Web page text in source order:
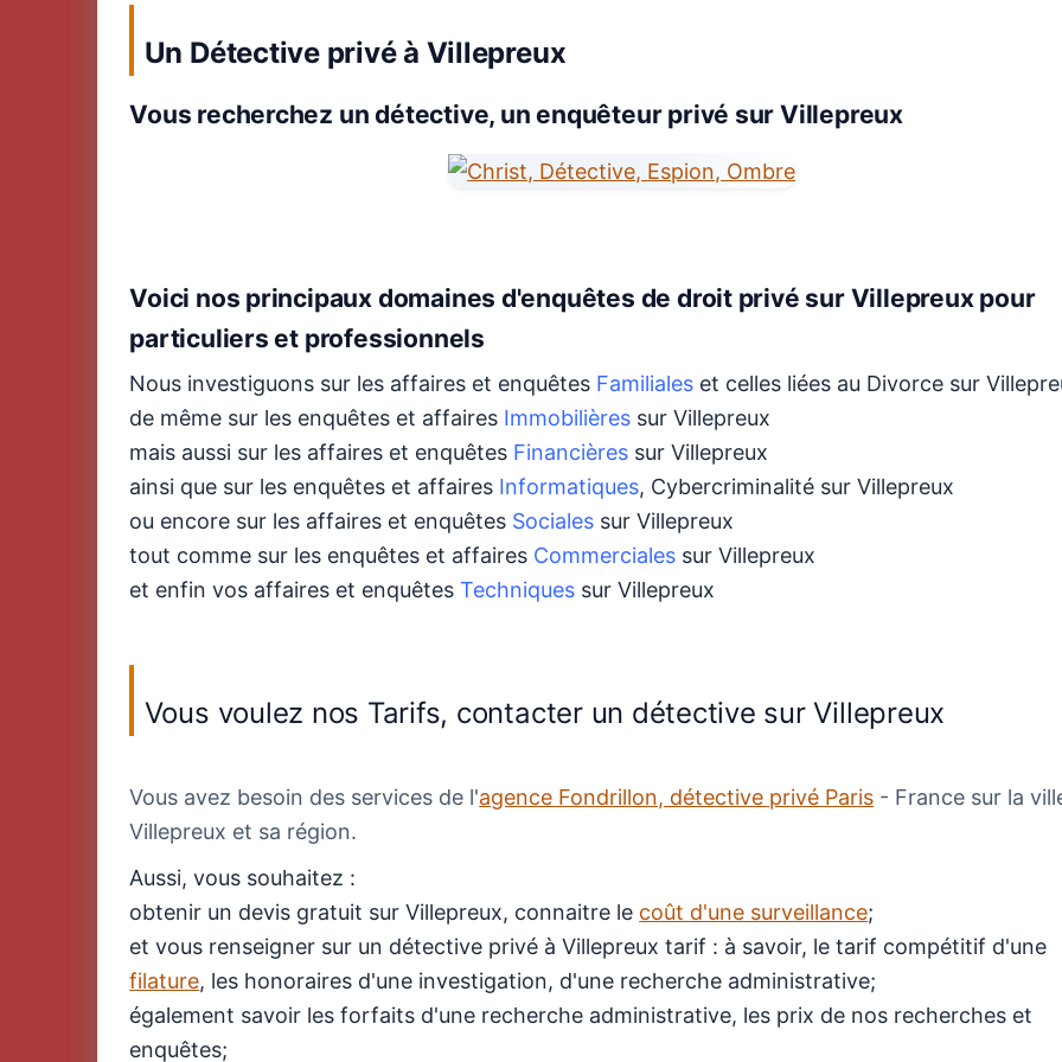
Un Détective privé à Villepreux
Vous recherchez un détective, un enquêteur privé sur Villepreux
Voici nos principaux domaines d'enquêtes de droit privé sur Villepreux pour
particuliers et professionnels
Nous investiguons sur les affaires et enquêtes Familiales et celles liées au Divorce sur
de même sur les enquêtes et affaires Immobilières sur Villepreux
mais aussi sur les affaires et enquêtes Financières sur Villepreux
ainsi que sur les enquêtes et affaires Informatiques, Cybercriminalité sur Villepreux
ou encore sur les affaires et enquêtes Sociales sur Villepreux
tout comme sur les enquêtes et affaires Commerciales sur Villepreux
et enfin vos affaires et enquêtesTechniques sur Villepreux
Vous voulez nos Tarifs, contacter un détective sur Villepreux
Vous avez besoin des services de l'agence Fondrillon, détective privé Paris - France sur la
Villepreux et sa région.
Aussi, vous souhaitez :
obtenir un devis gratuit sur Villepreux, connaitre le coût d'une surveillance;
et vous renseigner sur un détective privé à Villepreux tarif : à savoir, le tarif compétitif d'une
filature, les honoraires d'une investigation, d'une recherche administrative;
également savoir les forfaits d'une recherche administrative, les prix de nos recherches et
enquêtes;